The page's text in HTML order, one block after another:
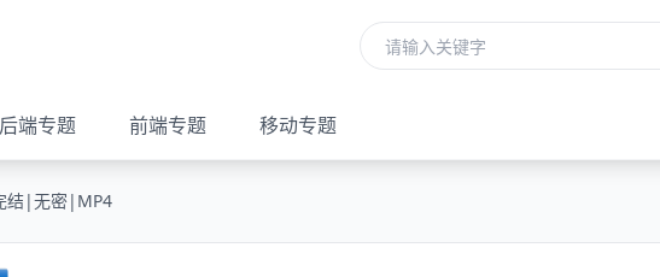
后端专题 前端专题 移动专题
结|无密|MP4